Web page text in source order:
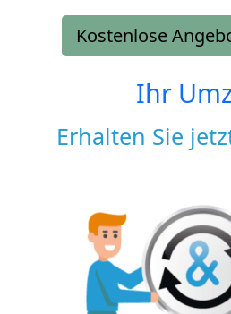
Kostenlose
Ihr
Erhalten Sie